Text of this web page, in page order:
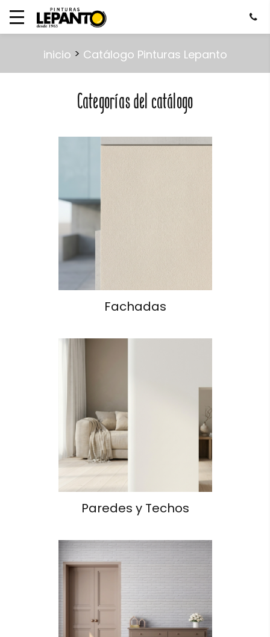
inicio > Catálogo Pinturas Lepanto
Categorías del catálogo
Fachadas
Paredes y Techos